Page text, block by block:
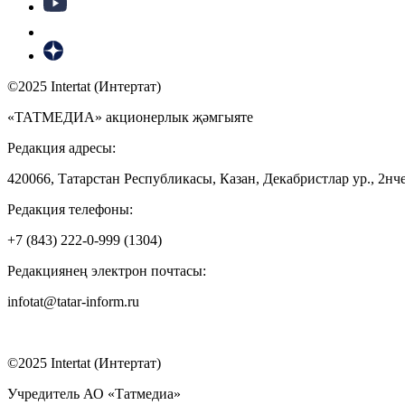
©2025 Intertat (Интертат)
«ТАТМЕДИА» акционерлык җәмгыяте
Редакция адресы:
420066, Татарстан Республикасы, Казан, Декабристлар ур.,
Редакция телефоны:
+7 (843) 222-0-999 (1304)
Редакциянең электрон почтасы:
infotat@tatar-inform.ru
©2025 Intertat (Интертат)
Учредитель АО «Татмедиа»